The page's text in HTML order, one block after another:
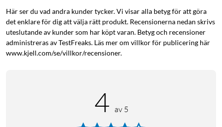
Här ser du vad andra kunder tycker. Vi visar alla betyg för att göra
det enklare för dig att välja rätt produkt. Recensionerna nedan skrivs
uteslutande av kunder som har köpt varan. Betyg och recensioner
administreras av TestFreaks. Läs mer om villkor för publicering här
www.kjell.com/se/villkor/recensioner.
4 av 5